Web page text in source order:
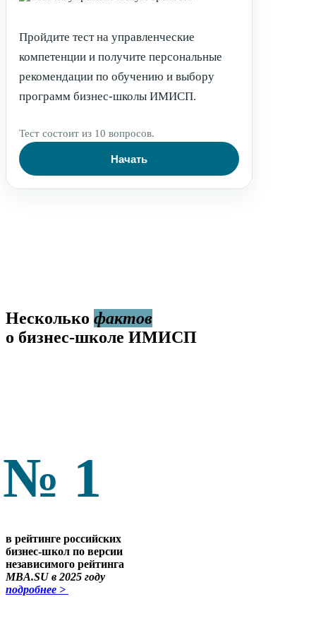
Пройдите тест на управленческие
компетенции и получите персональные
рекомендации по обучению и выбору
программ бизнес-школы ИМИСП.
Тест состоит из 10 вопросов.
Начать
Несколько фактов
о бизнес-школе ИМИСП
№ 1
в рейтинге российских
бизнес-школ по версии
независимого рейтинга
MBA.SU в 2025 году
подробнее >